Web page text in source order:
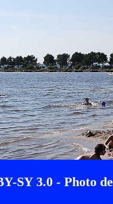
SY 3.0 - Photo